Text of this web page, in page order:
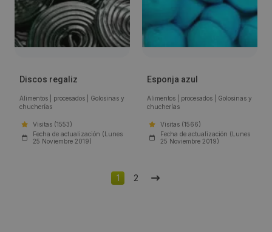
Discos regaliz
Alimentos procesados
Golosinas y
chucherías
Visitas (1553)
Fecha de actualización (Lunes
25 Noviembre 2019)
Esponja azul
Alimentos procesados
Golosinas y
chucherías
Visitas (1566)
Fecha de actualización (Lunes
25 Noviembre 2019)
1 2